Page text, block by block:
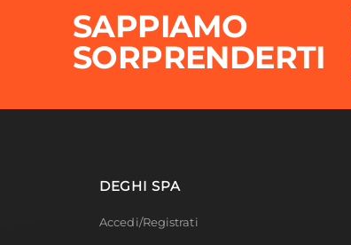
SAPPIAMO
SORPRENDERTI
DEGHI SPA
Accedi/Registrati